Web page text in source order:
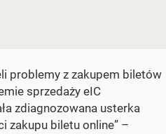
problemy z zakupem biletów
sprzedaży eIC
zdiagnozowana usterka
zakupu biletu online” –